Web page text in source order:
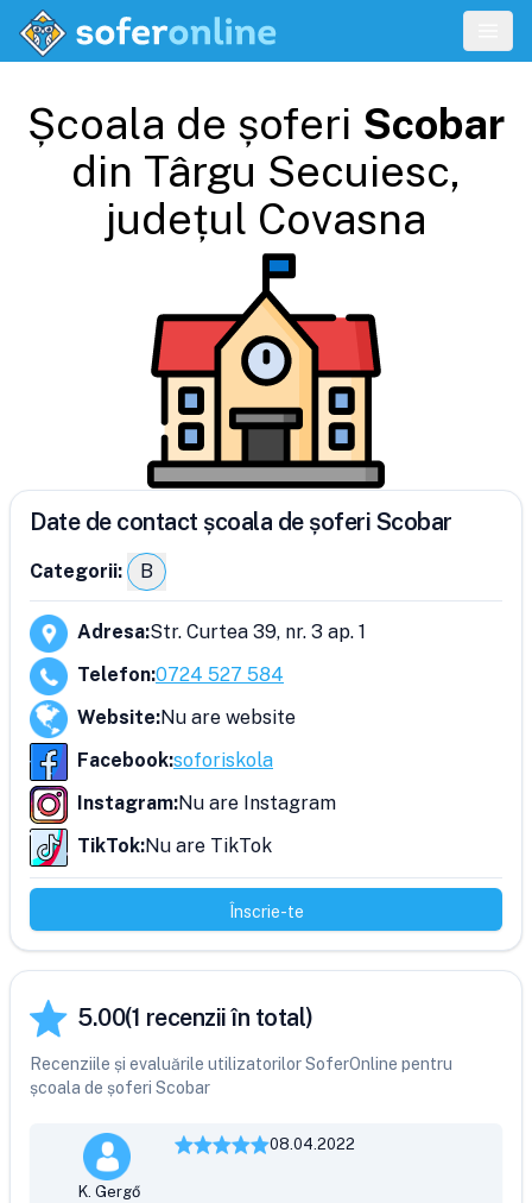
Școala de șoferi Scobar
din Târgu Secuiesc,
județul Covasna
Date de contact școala de șoferi Scobar
Categorii: B
Adresa:Str. Curtea 39, nr. 3 ap. 1
Telefon:0724 527 584
Website:Nu are website
Facebook:soforiskola
Instagram:Nu are Instagram
TikTok:Nu are TikTok
Înscrie-te
5.00(1 recenzii în total)
Recenziile și evaluările utilizatorilor SoferOnline pentru
școala de șoferi Scobar
K. Gergő
08.04.2022